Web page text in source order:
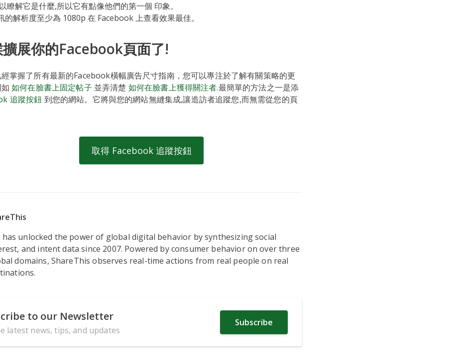
瞭解它是什麼,所以它有點像他們的第一個 印象。
的解析度至少為 1080p 在 Facebook 上查看效果最佳。
展你的Facebook頁面了!
掌握了所有最新的Facebook橫幅廣告尺寸指南，您可以專注於了解有關策略的更
如如何在臉書上固定帖子 並弄清楚 如何在臉書上獲得關注者.最簡單的方法之一是添
追蹤按鈕 到您的網站。它將與您的網站無縫集成,讓造訪者追蹤您,而無需從您的頁
取得 Facebook 追蹤按鈕
has unlocked the power of global digital behavior by synthesizing social
and intent data since 2007. Powered by consumer behavior on over three
domains, ShareThis observes real-time actions from real people on real
to our Newsletter
latest news, tips, and updates
Subscribe